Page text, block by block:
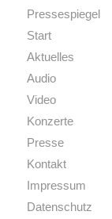
Pressespiegel
Start
Aktuelles
Audio
Video
Konzerte
Presse
Kontakt
Impressum
Datenschutz